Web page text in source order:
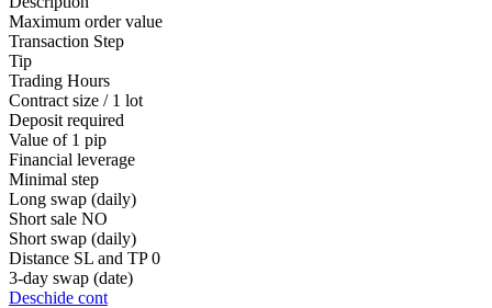
Maximum order value
Transaction Step
Tip
Trading Hours
Contract size / 1 lot
Deposit required
Value of 1 pip
Financial leverage
Minimal step
Long swap (daily)
Short sale NO
Short swap (daily)
Distance SL and TP 0
3-day swap (date)
Deschide cont